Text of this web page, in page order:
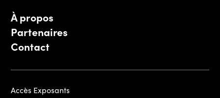
À propos
Partenaires
Contact
Accès Exposants